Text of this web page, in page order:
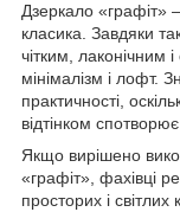
Дзеркало «графіт»
класика. Завдяки
чітким, лаконічним
мінімалізм і лофт.
практичності,
відтінком
Якщо вирішено
«графіт», фахівці
просторих і